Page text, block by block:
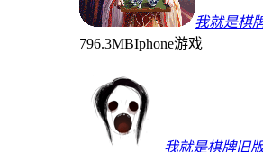
我就是棋
796.3MBIphone游戏
我就是棋牌旧